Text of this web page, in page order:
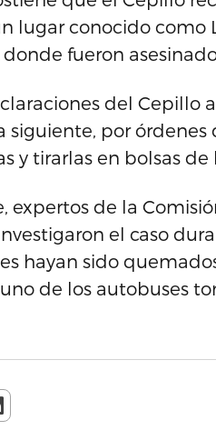
lugar conocido como
fueron
del Cepillo
siguiente, por
y tirarlas en bolsas de
expertos de la
el caso
hayan sido
de los autobuses